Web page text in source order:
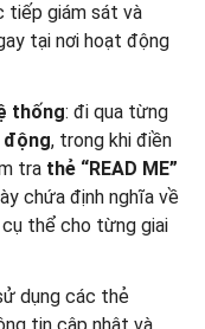
tiếp giám sát và
tại nơi hoạt động
thống: đi qua từng
động, trong khi điền
tra thẻ “READ ME”
chứa định nghĩa về
cụ thể cho từng giai
dụng các thẻ